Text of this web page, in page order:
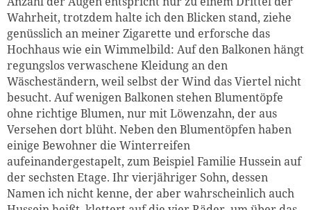
Wahrheit, trotzdem halte ich den Blicken stand, ziehe
genüsslich an meiner Zigarette und erforsche das
Hochhaus wie ein Wimmelbild: Auf den Balkonen hängt
regungslos verwaschene Kleidung an den
Wäscheständern, weil selbst der Wind das Viertel nicht
besucht. Auf wenigen Balkonen stehen Blumentöpfe
ohne richtige Blumen, nur mit Löwenzahn, der aus
Versehen dort blüht. Neben den Blumentöpfen haben
einige Bewohner die Winterreifen
aufeinandergestapelt, zum Beispiel Familie Hussein auf
der sechsten Etage. Ihr vierjähriger Sohn, dessen
Namen ich nicht kenne, der aber wahrscheinlich auch